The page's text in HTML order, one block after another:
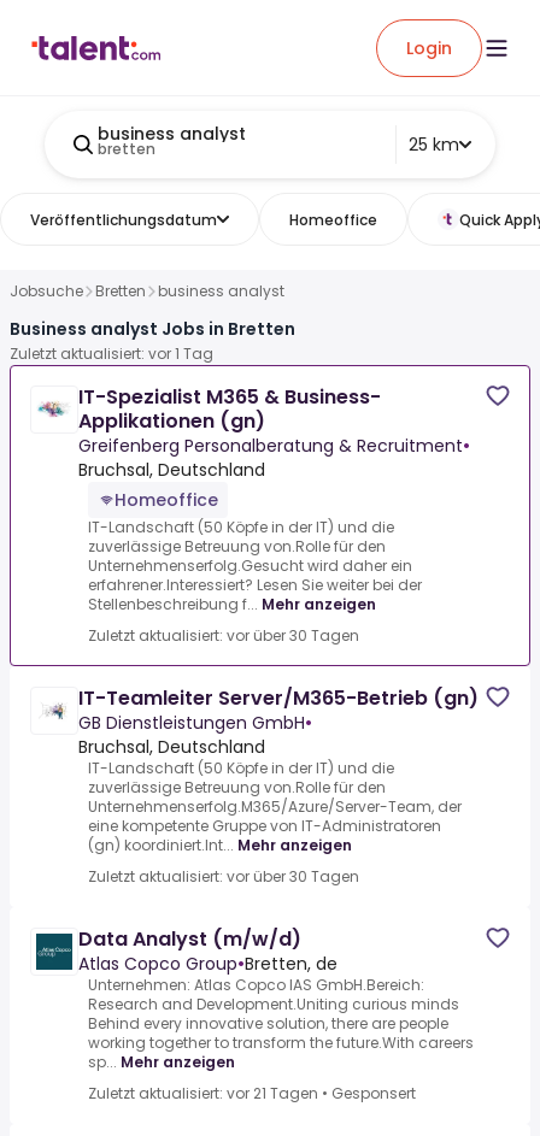
Login
business analyst
bretten 25 km
Veröffentlichungsdatum Homeoffice Quick
Jobsuche Bretten business analyst
Business analyst Jobs in Bretten
Zuletzt aktualisiert: vor 1 Tag
IT-Spezialist M365 & Business-
Applikationen (gn)
Greifenberg Personalberatung & Recruitment•
Bruchsal, Deutschland
Homeoffice
IT-Landschaft (50 Köpfe in der IT) und die
zuverlässige Betreuung von.Rolle für den
Unternehmenserfolg.Gesucht wird daher ein
erfahrener.Interessiert? Lesen Sie weiter bei der
Stellenbeschreibung f... Mehr anzeigen
Zuletzt aktualisiert: vor über 30 Tagen
IT-Teamleiter Server/M365-Betrieb (gn)
GB Dienstleistungen GmbH•
Bruchsal, Deutschland
IT-Landschaft (50 Köpfe in der IT) und die
zuverlässige Betreuung von.Rolle für den
Unternehmenserfolg.M365/Azure/Server-Team, der
eine kompetente Gruppe von IT-Administratoren
(gn) koordiniert.Int... Mehr anzeigen
Zuletzt aktualisiert: vor über 30 Tagen
Data Analyst (m/w/d)
Atlas Copco Group•Bretten, de
Unternehmen: Atlas Copco IAS GmbH.Bereich:
Research and Development.Uniting curious minds
Behind every innovative solution, there are people
working together to transform the future.With careers
sp... Mehr anzeigen
Zuletzt aktualisiert: vor 21 Tagen • Gesponsert